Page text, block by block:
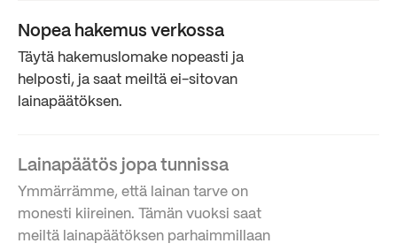
Nopea hakemus verkossa
Täytä hakemuslomake nopeasti ja
helposti, ja saat meiltä ei-sitovan
lainapäätöksen.
Lainapäätös jopa tunnissa
Ymmärrämme, että lainan tarve on
monesti kiireinen. Tämän vuoksi saat
meiltä lainapäätöksen parhaimmillaan